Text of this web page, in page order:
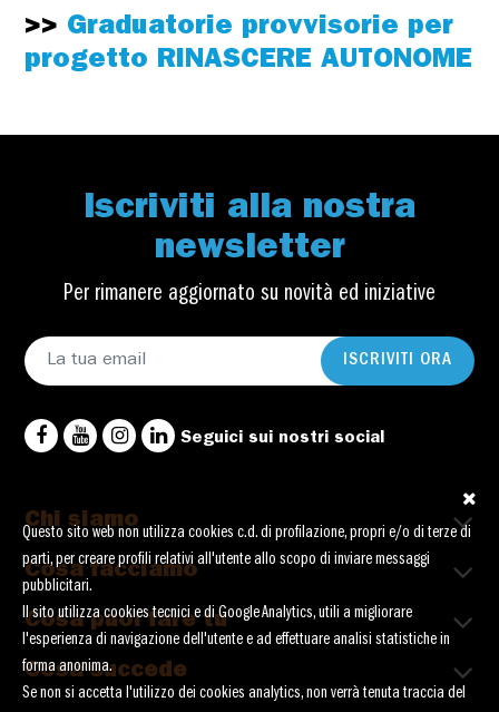
>> Graduatorie provvisorie per
progetto RINASCERE AUTONOME
Iscriviti alla nostra
newsletter
Per rimanere aggiornato su novità ed iniziative
ISCRIVITI ORA
Seguici sui nostri social
Chi siamo
Cosa facciamo
Cosa puoi fare tu
Cosa succede
Questo sito web non utilizza cookies c.d. di profilazione, propri e/o di terze di
parti, per creare profili relativi all'utente allo scopo di inviare messaggi
pubblicitari.
Il sito utilizza cookies tecnici e di Google Analytics, utili a migliorare
l'esperienza di navigazione dell'utente e ad effettuare analisi statistiche in
forma anonima.
Se non si accetta l'utilizzo dei cookies analytics, non verrà tenuta traccia del